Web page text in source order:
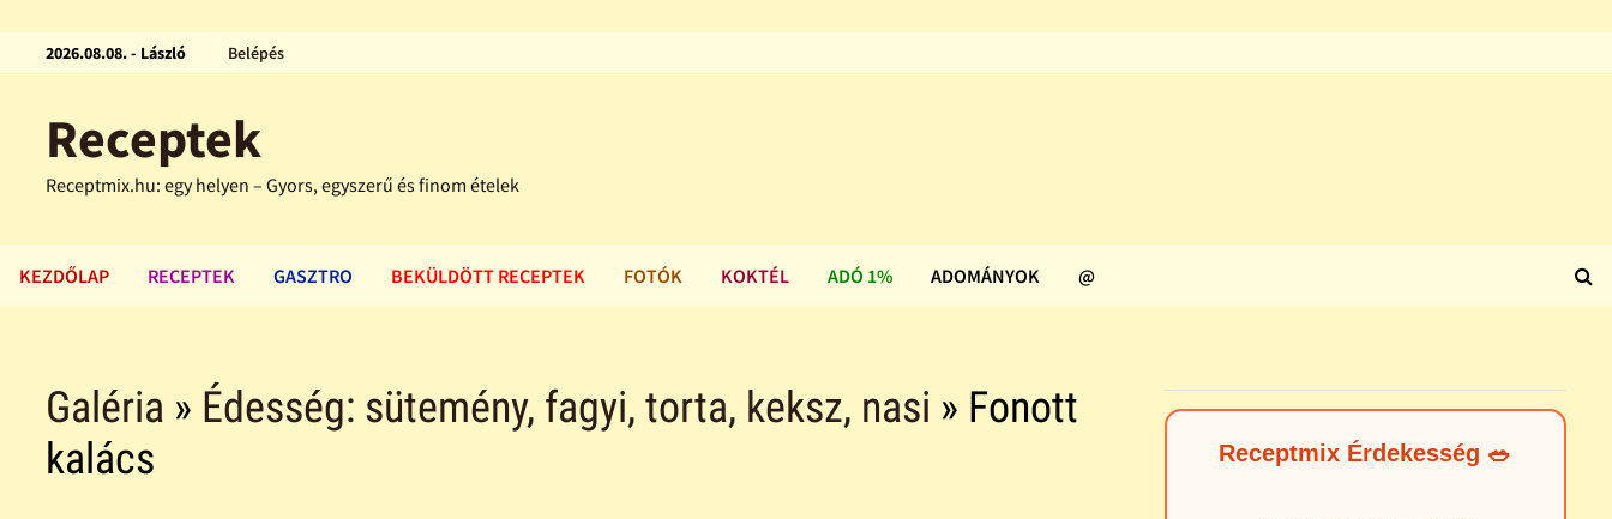
2026.08.08. - László Belépés
Receptek
Receptmix.hu: egy helyen – Gyors, egyszerű és finom ételek
KEZDŐLAP RECEPTEK GASZTRO BEKÜLDÖTT RECEPTEK FOTÓK KOKTÉL ADÓ 1% ADOMÁNYOK @
Galéria » Édesség: sütemény, fagyi, torta, keksz, nasi » Fonott
kalács
Receptmix Érdekesség 🥗